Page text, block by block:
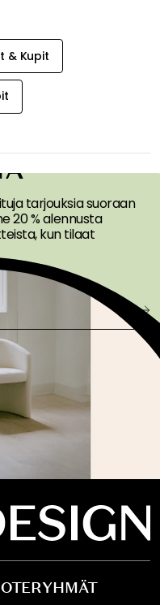
& Kupit
&
tarjouksia suoraan
20 % alennusta
kun tilaat